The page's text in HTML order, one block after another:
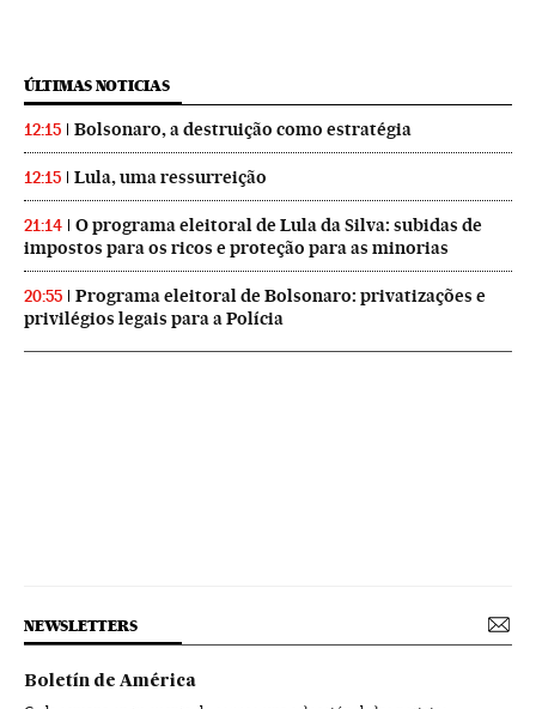
ÚLTIMAS NOTICIAS
12:15 Bolsonaro, a destruição como estratégia
12:15 Lula, uma ressurreição
21:14
O programa eleitoral de Lula da Silva: subidas de
impostos para os ricos e proteção para as minorias
20:55
Programa eleitoral de Bolsonaro: privatizações e
privilégios legais para a Polícia
NEWSLETTERS
Boletín de América